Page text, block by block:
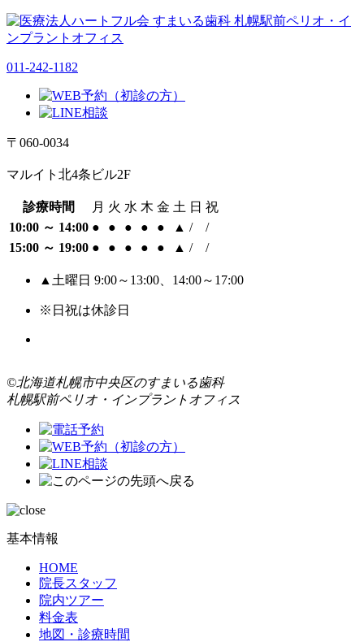
011-242-1182
〒060-0034
マルイト北4条ビル2F
診療時間 月 火 水 木 金 土 日 祝
10:00 ～ 14:00 ● ● ● ● ● ▲ /
/
15:00 ～ 19:00 ● ● ● ● ● ▲ / /
▲土曜日 9:00～13:00、14:00～17:00
※日祝は休診日
©北海道札幌市中央区のすまいる歯科
札幌駅前ペリオ・インプラントオフィス
基本情報
HOME
院長スタッフ
院内ツアー
料金表
地図・診療時間